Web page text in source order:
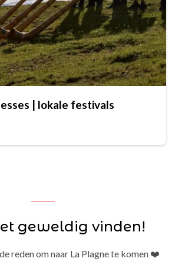
| lokale festivals
geweldig vinden!
reden om naar La Plagne te komen ❤️